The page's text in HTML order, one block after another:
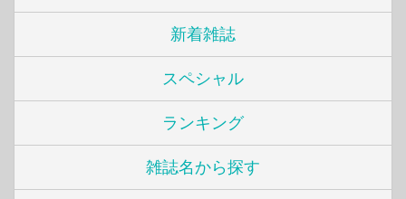
新着雑誌
スペシャル
ランキング
雑誌名から探す